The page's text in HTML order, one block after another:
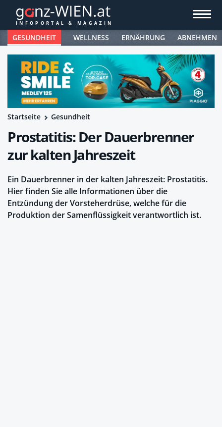
GESUNDHEIT WELLNESS ERNÄHRUNG ABNEHMEN
Startseite Gesundheit
Prostatitis: Der Dauerbrenner
zur kalten Jahreszeit
Ein Dauerbrenner in der kalten Jahreszeit: Prostatitis.
Hier finden Sie alle Informationen über die
Entzündung der Vorsteherdrüse, welche für die
Produktion der Samenflüssigkeit verantwortlich ist.